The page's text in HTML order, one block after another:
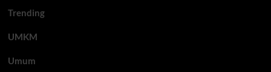
Trending
UMKM
Umum